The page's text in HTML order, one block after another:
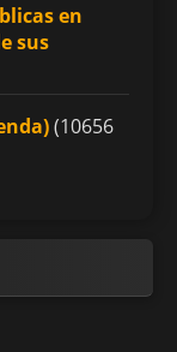
en
sus
(10656